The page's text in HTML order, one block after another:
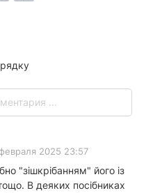
2025 23:57
"зішкрібанням" його із
В деяких посібниках